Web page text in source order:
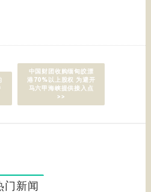
中国财团收购缅甸皎漂
港70%以上股权 为避开
马六甲海峡提供接入点
>>
门新闻